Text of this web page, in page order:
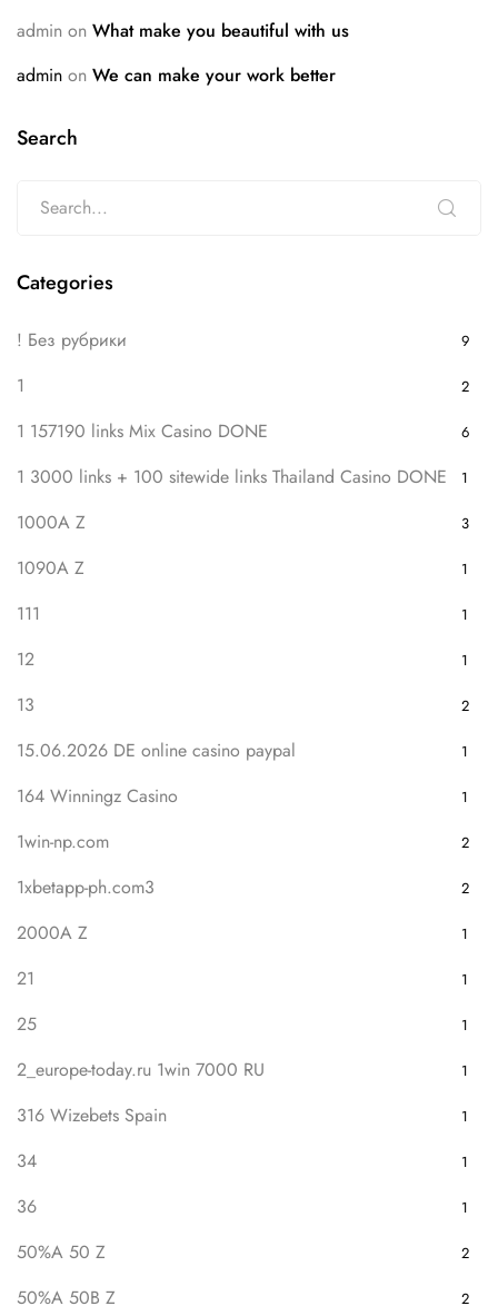
admin on What make you beautiful with us
admin on We can make your work better
Search
Categories
! Без рубрики 9
1 2
1 157190 links Mix Casino DONE 6
1 3000 links + 100 sitewide links Thailand Casino DONE 1
1000A Z 3
1090A Z 1
111 1
12 1
13 2
15.06.2026 DE online casino paypal 1
164 Winningz Casino 1
1win-np.com 2
1xbetapp-ph.com3 2
2000A Z 1
21 1
25 1
2_europe-today.ru 1win 7000 RU 1
316 Wizebets Spain 1
34 1
36 1
50%A 50 Z 2
50%A 50B Z 2